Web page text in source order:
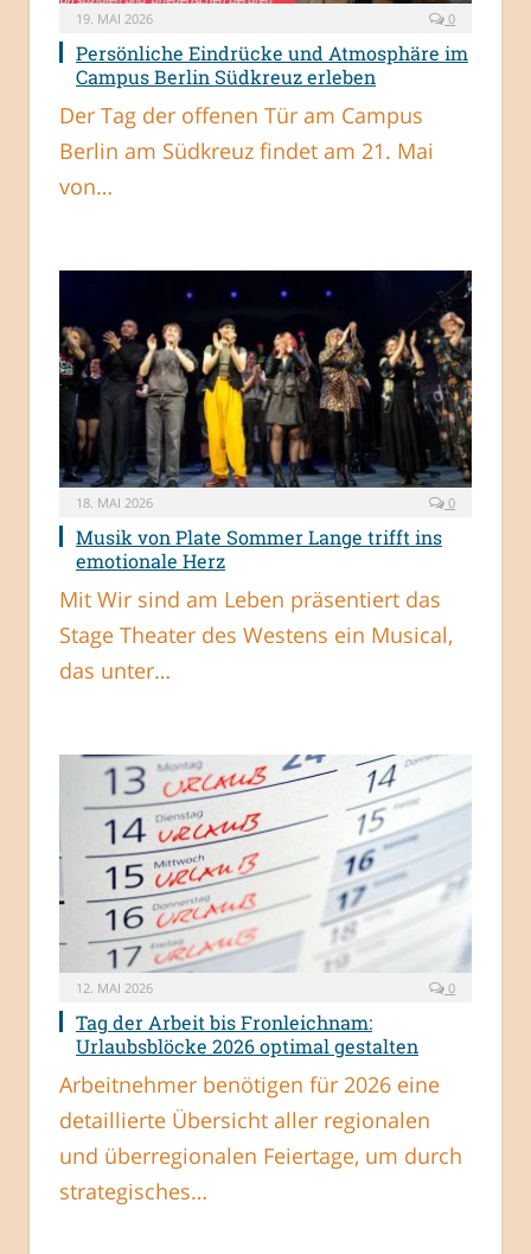
19. MAI 2026 0
Persönliche Eindrücke und Atmosphäre im
Campus Berlin Südkreuz erleben
Der Tag der offenen Tür am Campus
Berlin am Südkreuz findet am 21. Mai
von…
18. MAI 2026 0
Musik von Plate Sommer Lange trifft ins
emotionale Herz
Mit Wir sind am Leben präsentiert das
Stage Theater des Westens ein Musical,
das unter…
12. MAI 2026 0
Tag der Arbeit bis Fronleichnam:
Urlaubsblöcke 2026 optimal gestalten
Arbeitnehmer benötigen für 2026 eine
detaillierte Übersicht aller regionalen
und überregionalen Feiertage, um durch
strategisches…